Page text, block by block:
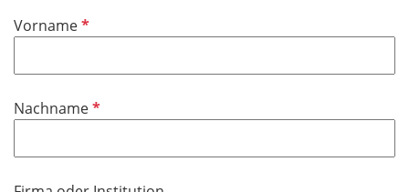
c
t
f
e
VornameP
c
t
NachnameP